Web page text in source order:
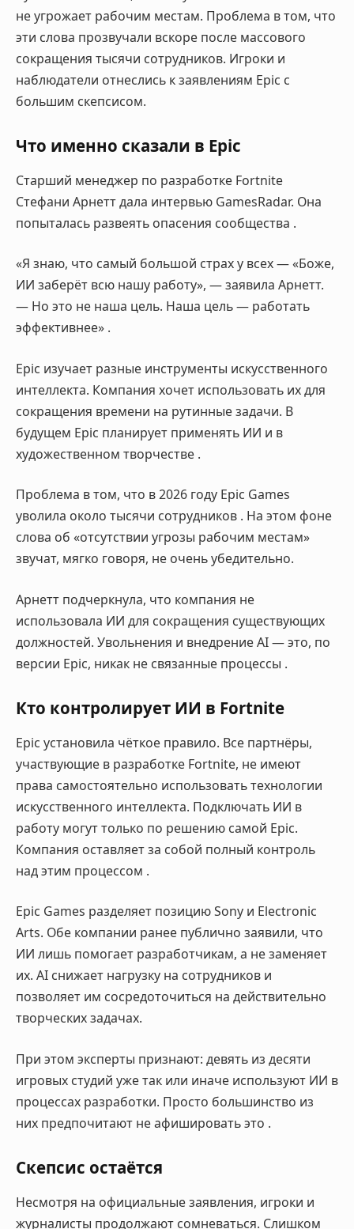
не угрожает рабочим местам. Проблема в том, что
эти слова прозвучали вскоре после массового
сокращения тысячи сотрудников. Игроки и
наблюдатели отнеслись к заявлениям Epic с
большим скепсисом.
Что именно сказали в Epic
Старший менеджер по разработке Fortnite
Стефани Арнетт дала интервью GamesRadar. Она
попыталась развеять опасения сообщества .
«Я знаю, что самый большой страх у всех — «Боже,
ИИ заберёт всю нашу работу», — заявила Арнетт.
— Но это не наша цель. Наша цель — работать
эффективнее» .
Epic изучает разные инструменты искусственного
интеллекта. Компания хочет использовать их для
сокращения времени на рутинные задачи. В
будущем Epic планирует применять ИИ и в
художественном творчестве .
Проблема в том, что в 2026 году Epic Games
уволила около тысячи сотрудников . На этом фоне
слова об «отсутствии угрозы рабочим местам»
звучат, мягко говоря, не очень убедительно.
Арнетт подчеркнула, что компания не
использовала ИИ для сокращения существующих
должностей. Увольнения и внедрение AI — это, по
версии Epic, никак не связанные процессы .
Кто контролирует ИИ в Fortnite
Epic установила чёткое правило. Все партнёры,
участвующие в разработке Fortnite, не имеют
права самостоятельно использовать технологии
искусственного интеллекта. Подключать ИИ в
работу могут только по решению самой Epic.
Компания оставляет за собой полный контроль
над этим процессом .
Epic Games разделяет позицию Sony и Electronic
Arts. Обе компании ранее публично заявили, что
ИИ лишь помогает разработчикам, а не заменяет
их. AI снижает нагрузку на сотрудников и
позволяет им сосредоточиться на действительно
творческих задачах.
При этом эксперты признают: девять из десяти
игровых студий уже так или иначе используют ИИ в
процессах разработки. Просто большинство из
них предпочитают не афишировать это .
Скепсис остаётся
Несмотря на официальные заявления, игроки и
журналисты продолжают сомневаться. Слишком